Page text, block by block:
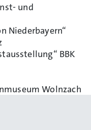
und
Niederbayern“
BBK
Wolnzach